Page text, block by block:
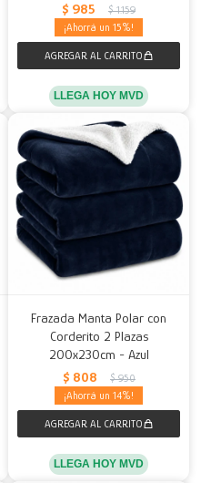
$ 985 $ 1.159
15
LLEGA HOY MVD
Frazada Manta Polar con
Corderito 2 Plazas
200x230cm - Azul
$ 808 $ 950
14
LLEGA HOY MVD